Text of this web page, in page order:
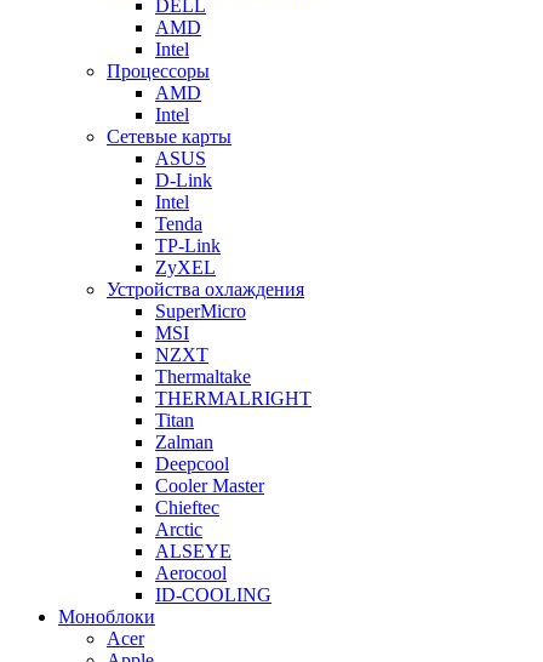
DELL
AMD
Intel
Процессоры
AMD
Intel
Сетевые карты
ASUS
D-Link
Intel
Tenda
TP-Link
ZyXEL
Устройства охлаждения
SuperMicro
MSI
NZXT
Thermaltake
THERMALRIGHT
Titan
Zalman
Deepcool
Cooler Master
Chieftec
Arctic
ALSEYE
Aerocool
ID-COOLING
Моноблоки
Acer